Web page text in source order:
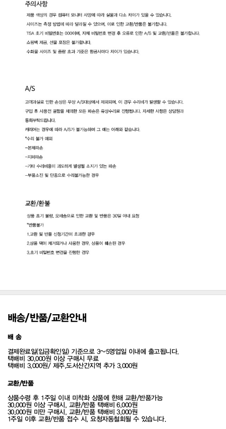
배송/반품/교환안내
배 송
결제완료일(입금확인일) 기준으로 3~5영업일 이내에 출고됩니다.
택배비 30,000원 이상 구매시 무료
택배비 3,000원/ 제주,도서산간지역 추가 3,000원
교환/반품
상품수령 후 1주일 이내 미착화 상품에 한해 교환/반품가능
30,000원 이상 구매시, 교환/반품 택배비 6,000원
30,000원 미만 구매시, 교환/반품 택배비 3,000원
1주일 이후 교환/반품 접수 시, 요청자동철회될 수 있습니다.